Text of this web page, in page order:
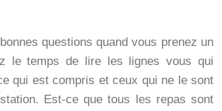
questions quand vous prenez un
le temps de lire les lignes vous qui
qui est compris et ceux qui ne le sont
Est-ce que tous les repas sont